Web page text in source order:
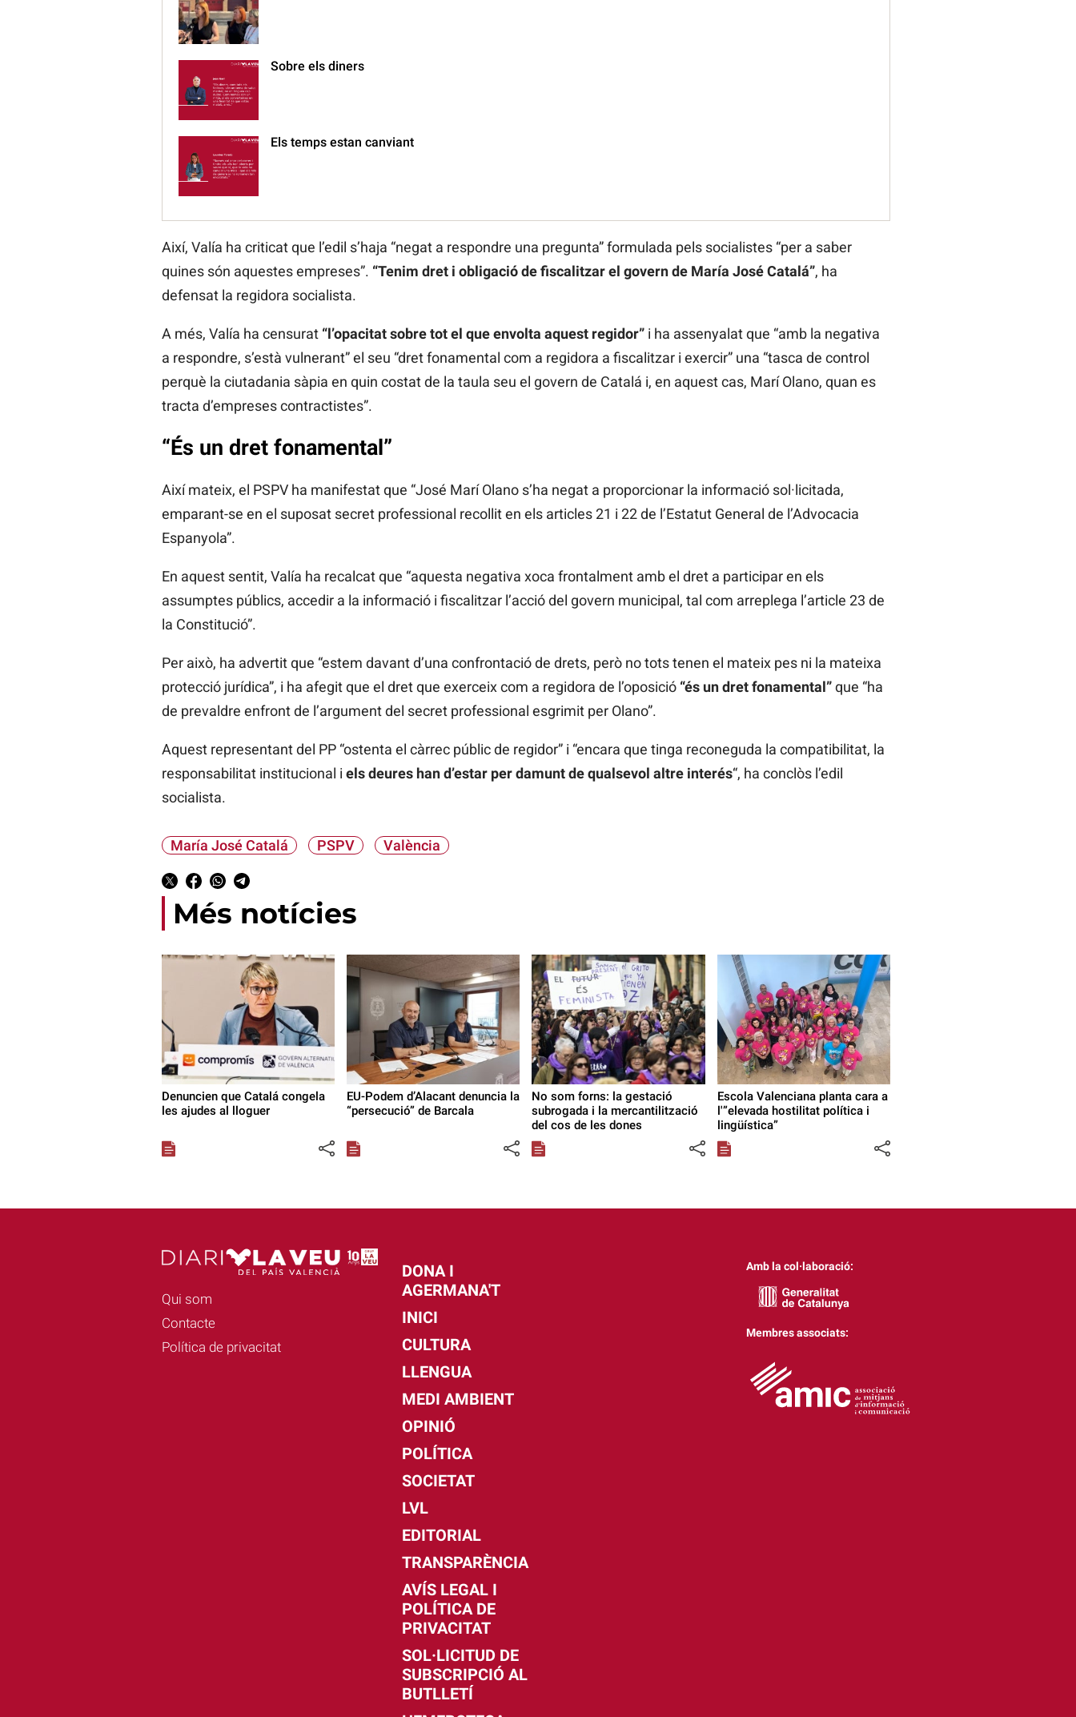
Sobre els diners
Els temps estan canviant
Així, Valía ha criticat que l’edil s’haja “negat a respondre una pregunta” formulada pels socialistes “per a saber
quines són aquestes empreses”. “Tenim dret i obligació de fiscalitzar el govern de María José Catalá”, ha
defensat la regidora socialista.
A més, Valía ha censurat “l’opacitat sobre tot el que envolta aquest regidor” i ha assenyalat que “amb la negativa
a respondre, s’està vulnerant” el seu “dret fonamental com a regidora a fiscalitzar i exercir” una “tasca de control
perquè la ciutadania sàpia en quin costat de la taula seu el govern de Catalá i, en aquest cas, Marí Olano, quan es
tracta d’empreses contractistes”.
“És un dret fonamental”
Així mateix, el PSPV ha manifestat que “José Marí Olano s’ha negat a proporcionar la informació sol·licitada,
emparant-se en el suposat secret professional recollit en els articles 21 i 22 de l’Estatut General de l’Advocacia
Espanyola”.
En aquest sentit, Valía ha recalcat que “aquesta negativa xoca frontalment amb el dret a participar en els
assumptes públics, accedir a la informació i fiscalitzar l’acció del govern municipal, tal com arreplega l’article 23 de
la Constitució”.
Per això, ha advertit que “estem davant d’una confrontació de drets, però no tots tenen el mateix pes ni la mateixa
protecció jurídica”, i ha afegit que el dret que exerceix com a regidora de l’oposició “és un dret fonamental”que “ha
de prevaldre enfront de l’argument del secret professional esgrimit per Olano”.
Aquest representant del PP “ostenta el càrrec públic de regidor” i “encara que tinga reconeguda la compatibilitat, la
responsabilitat institucional i els deures han d’estar per damunt de qualsevol altre interés“, ha conclòs l’edil
socialista.
María José Catalá PSPV València
Més notícies
Denuncien que Catalá congela
les ajudes al lloguer
EU-Podem d’Alacant denuncia la
“persecució” de Barcala
No som forns: la gestació
subrogada i la mercantilització
del cos de les dones
Escola Valenciana planta cara a
l'”elevada hostilitat política i
lingüística”
Qui som
Contacte
Política de privacitat
DONA I
AGERMANA'T
INICI
CULTURA
LLENGUA
MEDI AMBIENT
OPINIÓ
POLÍTICA
SOCIETAT
LVL
EDITORIAL
TRANSPARÈNCIA
AVÍS LEGAL I
POLÍTICA DE
PRIVACITAT
SOL·LICITUD DE
SUBSCRIPCIÓ AL
BUTLLETÍ
Amb la col·laboració:
Membres associats: